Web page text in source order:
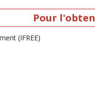
Pour
(IFREE)